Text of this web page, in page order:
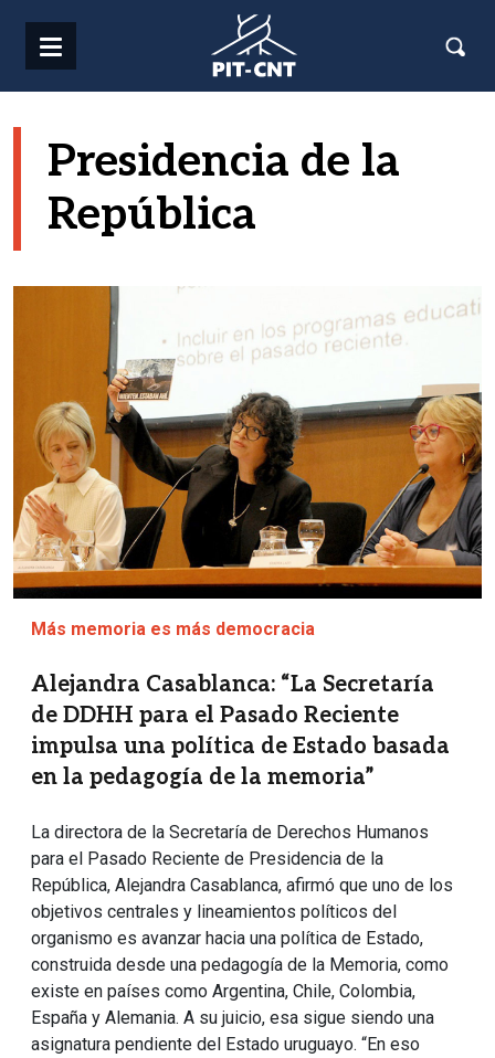
Presidencia de la
República
Más memoria es más democracia
Alejandra Casablanca: “La Secretaría
de DDHH para el Pasado Reciente
impulsa una política de Estado basada
en la pedagogía de la memoria”
La directora de la Secretaría de Derechos Humanos
para el Pasado Reciente de Presidencia de la
República, Alejandra Casablanca, afirmó que uno de los
objetivos centrales y lineamientos políticos del
organismo es avanzar hacia una política de Estado,
construida desde una pedagogía de la Memoria, como
existe en países como Argentina, Chile, Colombia,
España y Alemania. A su juicio, esa sigue siendo una
asignatura pendiente del Estado uruguayo. “En eso